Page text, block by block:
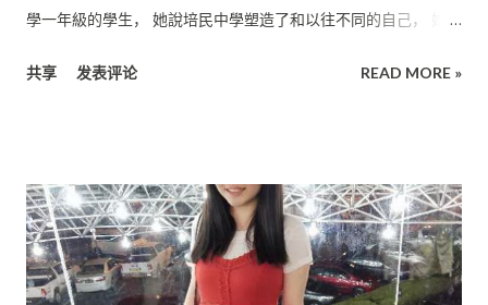
性。” 鼓勵多參與活動 為了不跟父母索取零用錢，呂雯欣經營小
立。 她希望培中的學生能夠好好把握就讀獨中的機會， 因為獨中
程度也相對深造及工作時來得低。除了在學業上努力， 我也希望
學...
學一年級的學生， 她說培民中學塑造了和以往不同的自己， 她也
以及UEC的考試。 只要獲得獨中文憑，就可以省下一年修讀大學
畢業於培民中學。她也是美裡北校的校友。 美裡的科廷大學， 是
第一所由砂拉越州政府單位和澳大利亞科廷大學投資合作的海外
分 校，課程與澳大利亞科廷主校園同步。 學生若想要有到國外求
學的機會， 也可以在不影響學業的情況下轉到總校（澳大利亞）
共享 发表评论 READ MORE »